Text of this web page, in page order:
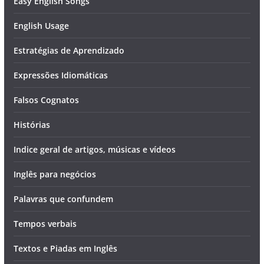
English Usage
Estratégias de Aprendizado
Expressões Idiomáticas
Falsos Cognatos
Histórias
Indice geral de artigos, músicas e vídeos
Inglês para negócios
Palavras que confundem
Tempos verbais
Textos e Piadas em Inglês